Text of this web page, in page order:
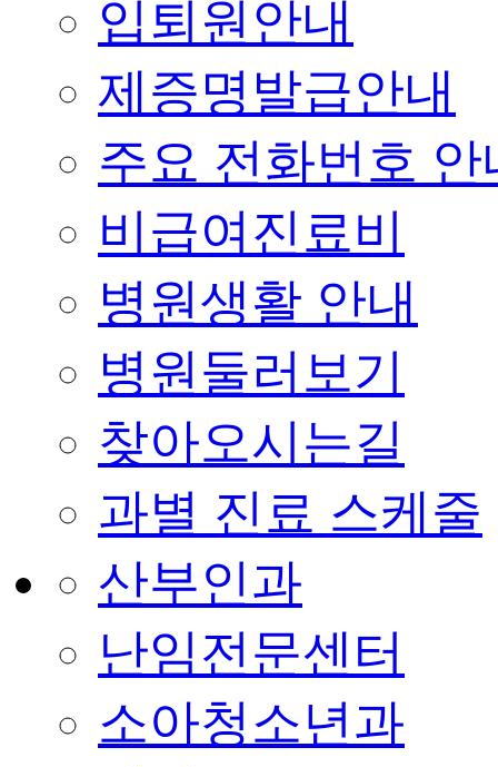
입퇴원안내
제증명발급안내
주요 전화번호 안
비급여진료비
병원생활 안내
병원둘러보기
찾아오시는길
과별 진료 스케줄
산부인과
난임전문센터
소아청소년과